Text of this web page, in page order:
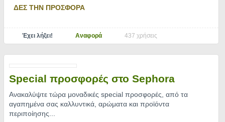
ΔΕΣ ΤΗΝ ΠΡΟΣΦΟΡΑ
Έχει λήξει! Αναφορά 437 χρήσεις
Special προσφορές στο Sephora
Aνακαλύψτε τώρα μοναδικές special προσφορές, από τα
αγαπημένα σας καλλυντικά, αρώματα και προϊόντα
περιποίησης.